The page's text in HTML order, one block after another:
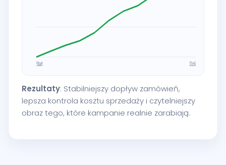
Rezultaty: Stabilniejszy dopływ zamówień,
lepsza kontrola kosztu sprzedaży i czytelniejszy
obraz tego, które kampanie realnie zarabiają.